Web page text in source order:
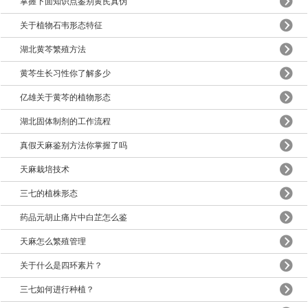
关于植物石韦形态特征
湖北黄芩繁殖方法
黄芩生长习性你了解多少
亿雄关于黄芩的植物形态
湖北固体制剂的工作流程
真假天麻鉴别方法你掌握了吗
天麻栽培技术
三七的植株形态
药品元胡止痛片中白芷怎么鉴
天麻怎么繁殖管理
关于什么是四环素片？
三七如何进行种植？